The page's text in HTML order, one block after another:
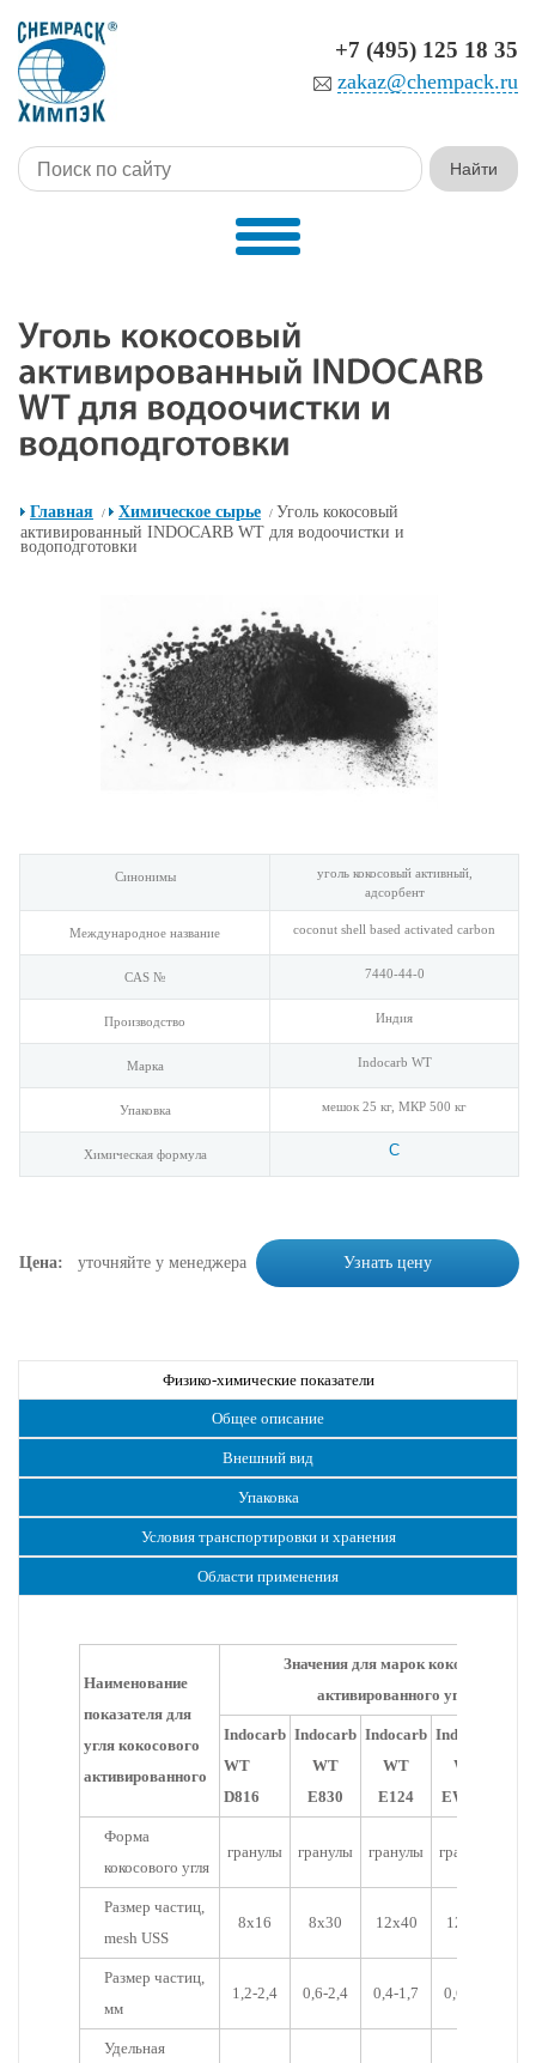
+7 (495) 125 18 35
zakaz@chempack.ru
Главная / Химическое сырье / Уголь кокосовый
активированный INDOCARB WT для водоочистки и
водоподготовки
Синонимы
уголь кокосовый активный,
адсорбент
Международное название coconut shell based activated carbon
CAS № 7440-44-0
Производство Индия
Марка Indocarb WT
Упаковка мешок 25 кг, МКР 500 кг
Химическая формула C
Цена: уточняйте у менеджера Узнать цену
Физико-химические показатели
Общее описание
Внешний вид
Упаковка
Условия транспортировки и хранения
Области применения
Наименование
показателя для
угля кокосового
активированного
Значения для марок кокосового
активированного угля
Indocarb
WT
D816
Indocarb
WT
E830
Indocarb
WT
E124
Indocarb
WT
EW123
Форма
кокосового угля
гранулы гранулы гранулы гранулы
Размер частиц,
mesh USS
8x16 8x30 12x40 12x30
Размер частиц,
мм
1,2-2,4 0,6-2,4 0,4-1,7 0,6-1,7
Удельная